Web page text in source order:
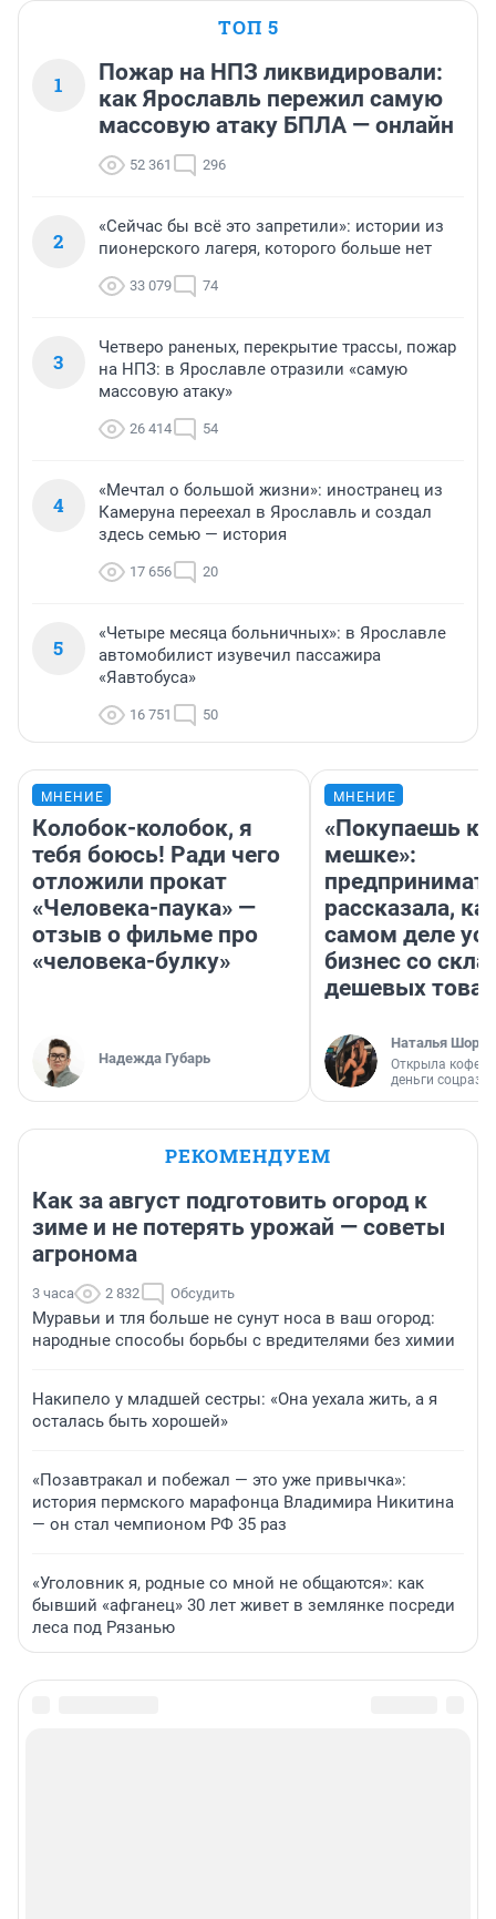
ТОП 5
1
Пожар на НПЗ ликвидировали:
как Ярославль пережил самую
массовую атаку БПЛА — онлайн
52 361 296
2
«Сейчас бы всё это запретили»: истории из
пионерского лагеря, которого больше нет
33 079 74
3
Четверо раненых, перекрытие трассы, пожар
на НПЗ: в Ярославле отразили «самую
массовую атаку»
26 414 54
4
«Мечтал о большой жизни»: иностранец из
Камеруна переехал в Ярославль и создал
здесь семью — история
17 656 20
5
«Четыре месяца больничных»: в Ярославле
автомобилист изувечил пассажира
«Яавтобуса»
16 751 50
МНЕНИЕ
Колобок-колобок, я
тебя боюсь! Ради чего
отложили прокат
«Человека-паука» —
отзыв о фильме про
«человека-булку»
Надежда Губарь
МНЕНИЕ
«Покупаешь
мешке»:
рассказала,
самом деле
бизнес со
дешевых
Наталья
Открыла
деньги
РЕКОМЕНДУЕМ
Как за август подготовить огород к
зиме и не потерять урожай — советы
агронома
3 часа 2 832 Обсудить
Муравьи и тля больше не сунут носа в ваш огород:
народные способы борьбы с вредителями без химии
Накипело у младшей сестры: «Она уехала жить, а я
осталась быть хорошей»
«Позавтракал и побежал — это уже привычка»:
история пермского марафонца Владимира Никитина
— он стал чемпионом РФ 35 раз
«Уголовник я, родные со мной не общаются»: как
бывший «афганец» 30 лет живет в землянке посреди
леса под Рязанью